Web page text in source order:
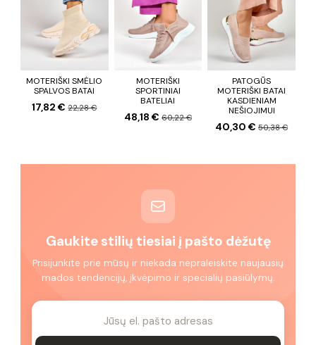
MOTERIŠKI SMĖLIO
SPALVOS BATAI
17,82 €22,28 €
MOTERIŠKI
SPORTINIAI
BATELIAI
48,18 € 60,22 €
PATOGŪS
MOTERIŠKI BATAI
KASDIENIAM
NEŠIOJIMUI
40,30 €50,38 €
Gaukite stilių tiesiai į pašto dėžutę
Prisijunkite prie mūsų ir niekada nepraleiskite naujausių
mados tendencijų, įkvėpimo ir specialių pasiūlymų.